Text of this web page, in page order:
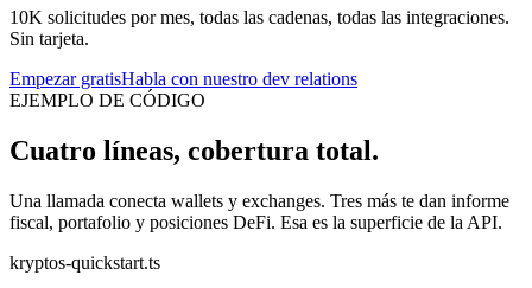
10K solicitudes por mes, todas las cadenas, todas las integraciones.
Sin tarjeta.
Empezar gratisHabla con nuestro dev relations
EJEMPLO DE CÓDIGO
Cuatro líneas, cobertura total.
Una llamada conecta wallets y exchanges. Tres más te dan informe
fiscal, portafolio y posiciones DeFi. Esa es la superficie de la API.
kryptos-quickstart.ts